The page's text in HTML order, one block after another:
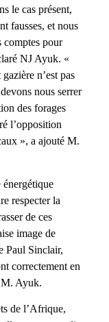
le cas présent,
fausses, et nous
comptes pour
NJ Ayuk. «
n’est pas
nous serrer
des forages
l’opposition
», a ajouté M.
énergétique
respecter la
de ces
image de
Paul Sinclair,
correctement en
M. Ayuk.
de l’Afrique,